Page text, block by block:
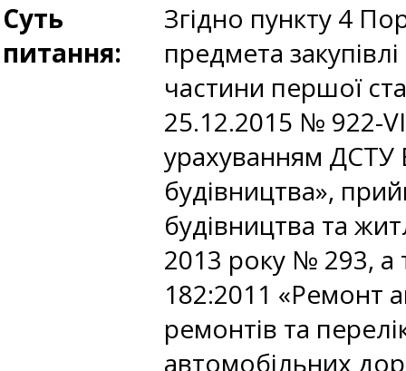
Суть
питання:
Згідно пункту 4
предмета
частини першої
25.12.2015 № 922-
урахуванням ДСТУ
будівництва»,
будівництва та
2013 року № 293, а
182:2011 «Ремонт
ремонтів та
автомобільних